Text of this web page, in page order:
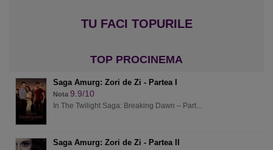
Saga Amurg: Zori de Zi - Partea I
Nota 9.9/10
In The Twilight Saga: Breaking Dawn – Part...
Saga Amurg: Zori de Zi - Partea II